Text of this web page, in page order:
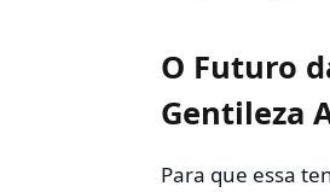
O Futuro
Gentileza
Para que essa